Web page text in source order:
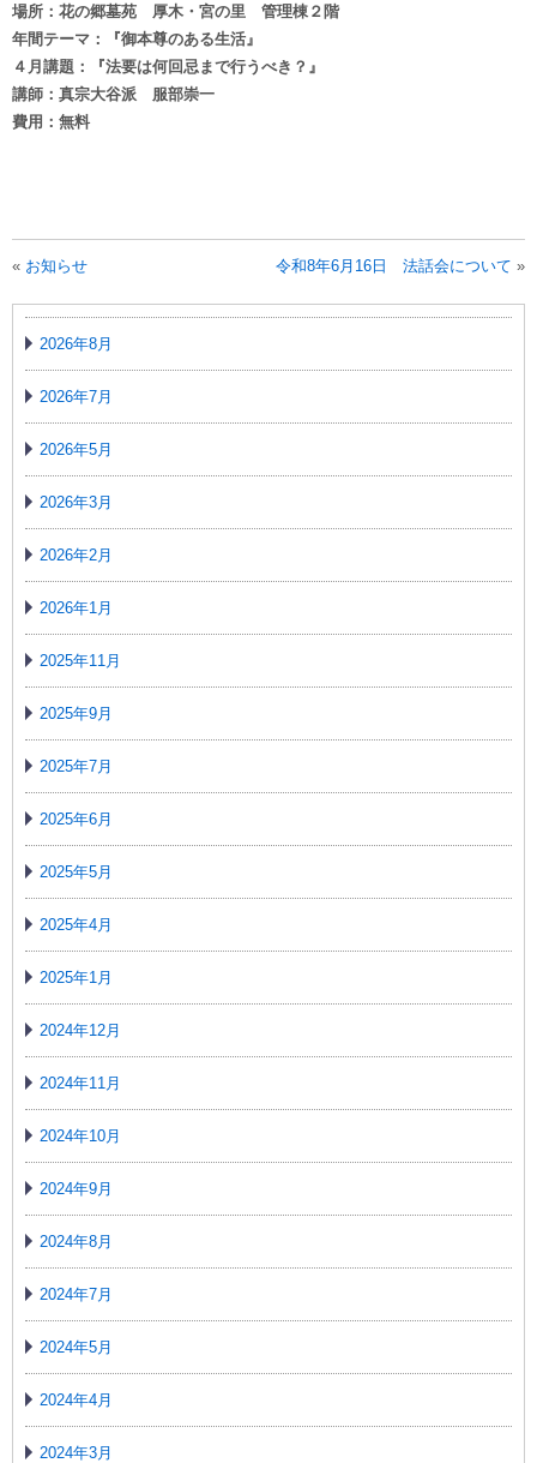
場所：花の郷墓苑 厚木・宮の里 管理棟２階
年間テーマ：『御本尊のある生活』
４月講題：『法要は何回忌まで行うべき？』
講師：真宗大谷派 服部崇一
費用：無料
« お知らせ 令和8年6月16日 法話会について »
2026年8月
2026年7月
2026年5月
2026年3月
2026年2月
2026年1月
2025年11月
2025年9月
2025年7月
2025年6月
2025年5月
2025年4月
2025年1月
2024年12月
2024年11月
2024年10月
2024年9月
2024年8月
2024年7月
2024年5月
2024年4月
2024年3月